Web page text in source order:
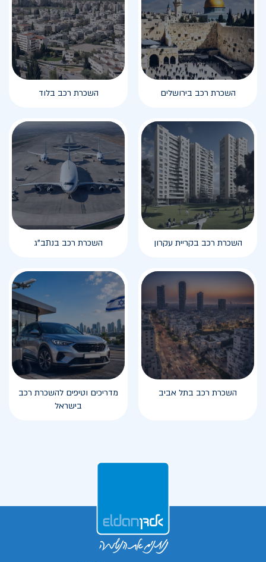
השכרת רכב בירושלים השכרת רכב בלוד
השכרת רכב בקריית עקרון השכרת רכב בנתב"ג
השכרת רכב בתל אביב
מדריכים וטיפים להשכרת רכב
בישראל